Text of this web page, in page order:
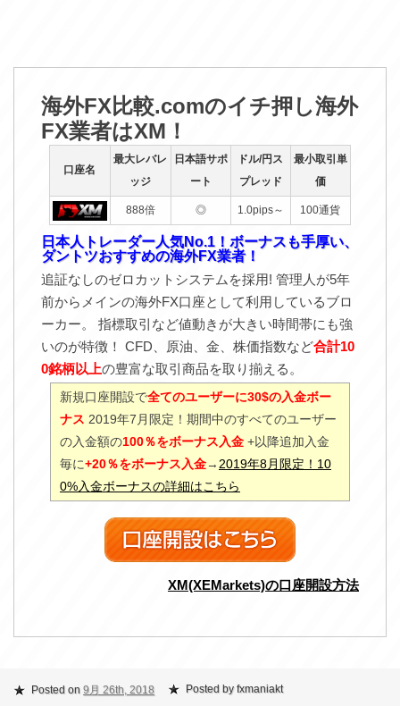
海外FX比較.comのイチ押し海外
FX業者はXM！
口座名
最大レバレ
ッジ
日本語サポ
ート
ドル/円ス
プレッド
最小取引単
価
888倍 ◎ 1.0pips～ 100通貨
日本人トレーダー人気No.1！ボーナスも手厚い、
ダントツおすすめの海外FX業者！
追証なしのゼロカットシステムを採用! 管理人が5年
前からメインの海外FX口座として利用しているブロ
ーカー。 指標取引など値動きが大きい時間帯にも強
いのが特徴！ CFD、原油、金、株価指数など合計10
0銘柄以上の豊富な取引商品を取り揃える。
新規口座開設で全てのユーザーに30$の入金ボー
ナス 2019年7月限定！期間中のすべてのユーザー
の入金額の100％をボーナス入金 +以降追加入金
毎に+20％をボーナス入金→ 2019年8月限定！10
0%入金ボーナスの詳細はこちら
XM(XEMarkets)の口座開設方法
Posted on 9月 26th, 2018
Posted by fxmaniakt